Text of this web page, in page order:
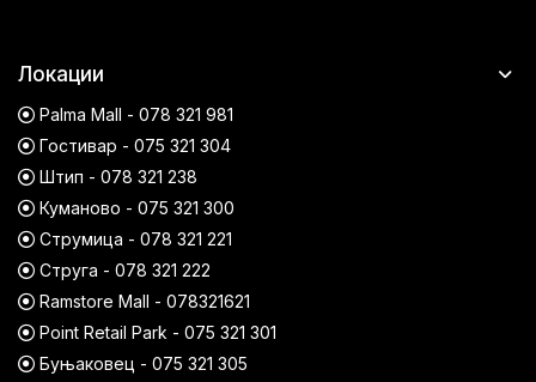
Локации
Palma Mall - 078 321 981
Гостивар - 075 321 304
Штип - 078 321 238
Куманово - 075 321 300
Струмица - 078 321 221
Струга - 078 321 222
Ramstore Mall - 078321621
Point Retail Park - 075 321 301
Буњаковец - 075 321 305